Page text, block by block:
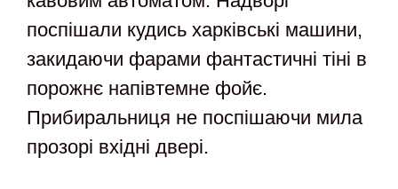
поспішали кудись харківські машини,
закидаючи фарами фантастичні тіні в
порожнє напівтемне фойє.
Прибиральниця не поспішаючи мила
прозорі вхідні двері.